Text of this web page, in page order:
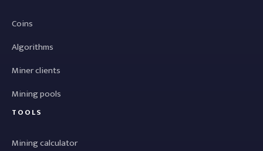
Coins
Algorithms
Miner clients
Mining pools
TOOLS
Mining calculator